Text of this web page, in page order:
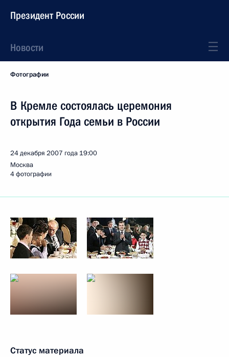
Президент России
Новости
Фотографии
В Кремле состоялась церемония
открытия Года семьи в России
24 декабря 2007 года 19:00
Москва
4 фотографии
Статус материала